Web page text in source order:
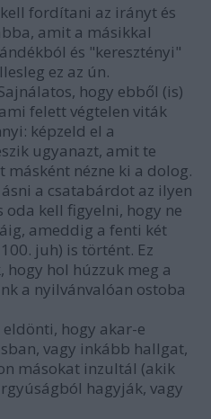
fordítani az irányt és
amit a másikkal
és "keresztényi"
ez az ún.
hogy ebből (is)
felett végtelen viták
képzeld el a
ugyanazt, amit te
nézne ki a dolog.
a csatabárdot az ilyen
oda kell figyelni, hogy ne
ameddig a fenti két
juh) is történt. Ez
hogy hol húzzuk meg a
a nyilvánvalóan ostoba
hogy akar-e
vagy inkább hallgat,
másokat inzultál (akik
hagyják, vagy